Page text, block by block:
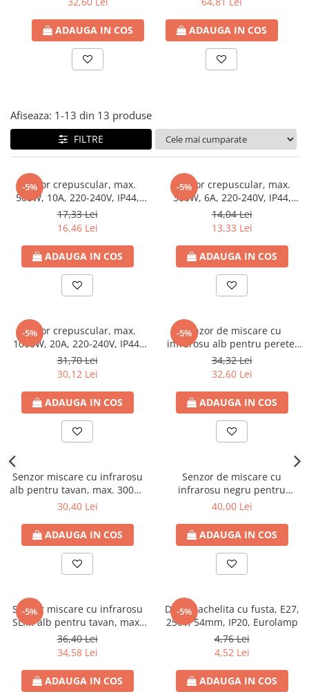
Corpuri de iluminat decorativ
interior/exterior
Dulii
Senzori de miscare, crepusculari si
ceasuri programabile
ADAUGA IN COS ADAUGA IN COS
Afiseaza: 1-13 din 13 produse
FILTRE
-5%
Senzor crepuscular, max.
500W, 10A, 220-240V, IP44,
Eurolamp
17,33 Lei
16,46 Lei
ADAUGA IN COS
-5%
Senzor crepuscular, max.
300W, 6A, 220-240V, IP44,
Eurolamp
14,04 Lei
13,33 Lei
ADAUGA IN COS
-5%
Senzor crepuscular, max.
1000W, 20A, 220-240V, IP44,
Eurolamp
31,70 Lei
30,12 Lei
ADAUGA IN COS
-5%
Senzor de miscare cu
infrarosu alb pentru perete,
max. 400W, 4A, 220-240V,
IP44, Eurolamp
34,32 Lei
32,60 Lei
ADAUGA IN COS
Senzor miscare cu infrarosu
alb pentru tavan, max. 300W,
5.5A, 220-240V, IP20,
30,40 Lei
ADAUGA IN COS
Senzor de miscare cu
infrarosu negru pentru
perete, max. 300W, 5.5A, 220-
40,00 Lei
ADAUGA IN COS
-5%
Senzor miscare cu infrarosu
SLIM alb pentru tavan, max.
1000W, 9A, 220-240V, IP20,
Eurolamp
36,40 Lei
34,58 Lei
ADAUGA IN COS
-5%
Dulie bachelita cu fusta, E27,
250V, 54mm, IP20, Eurolamp
4,76 Lei
4,52 Lei
ADAUGA IN COS